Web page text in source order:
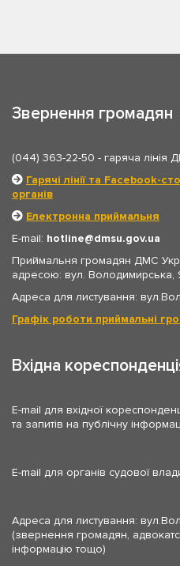
Звернення громадян
(044) 363-22-50 - гаряча лінія
Гарячі лінії та Facebook-
органів
Електронна приймальня
E-mail: hotline
dmsu.gov.ua
Приймальня громадян ДМС
адресою: вул. Володимирська,
Адреса для листування:
Графік роботи приймальні
Вхідна
E-mail для вхідної
та запитів на публічну
E-mail для органів судової
Адреса для листування:
(звернення громадян,
інформацію тощо)